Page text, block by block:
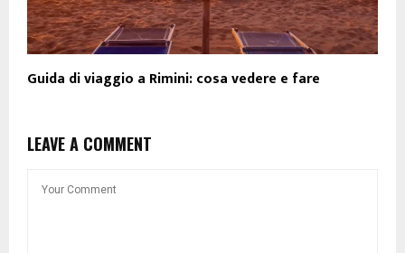
Guida di viaggio a Rimini: cosa vedere e fare
LEAVE A COMMENT